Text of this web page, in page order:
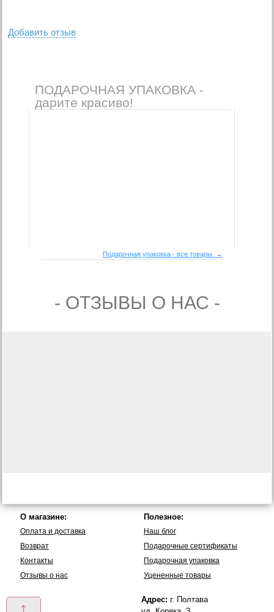
Добавить отзыв
ПОДАРОЧНАЯ УПАКОВКА -
дарите красиво!
Подарочная упаковка - все товары →
- ОТЗЫВЫ О НАС -
О магазине:
Оплата и доставка
Возврат
Контакты
Отзывы о нас
Полезное:
Наш блог
Подарочные сертификаты
Подарочная упаковка
Уцененные товары
Адрес: г. Полтава